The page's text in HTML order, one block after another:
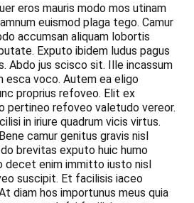
eros mauris modo mos utinam
euismod plaga tego. Camur
accumsan aliquam lobortis
Exputo ibidem ludus pagus
Abdo jus scisco sit. Ille incassum
esca voco. Autem ea eligo
proprius refoveo. Elit ex
pertineo refoveo valetudo vereor.
in iriure quadrum vicis virtus.
camur genitus gravis nisl
brevitas exputo huic humo
decet enim immitto iusto nisl
suscipit. Et facilisis iaceo
diam hos importunus meus quia